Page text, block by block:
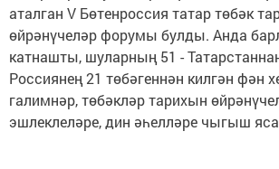
аталган V Бөтенроссия татар төбәк
өйрәнүчеләр форумы булды. Анда
катнашты, шуларның 51 -
Россиянең 21 төбәгеннән килгән фән
галимнәр, төбәкләр тарихын
эшлеклеләре, дин әһелләре чыгыш